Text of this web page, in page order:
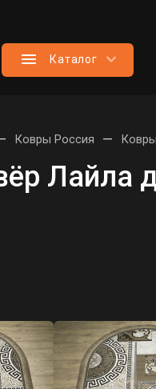
Каталог
Ковры Россия —
Лайла